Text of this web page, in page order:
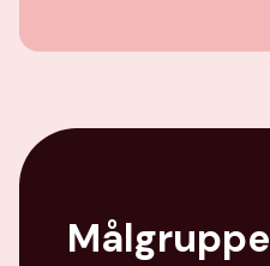
Målgruppe